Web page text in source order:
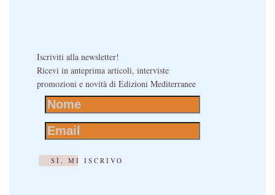
Iscriviti alla newsletter!
Ricevi in anteprima articoli, interviste
promozioni e novità di Edizioni Mediterranee
SÌ, MI ISCRIVO